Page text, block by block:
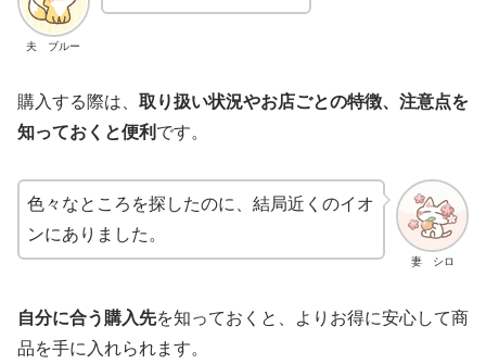
夫 ブルー
購入する際は、 取り扱い状況やお店ごとの特徴、注意点を
知っておくと便利 です。
妻 シロ
色々なところを探したのに、結局近くのイオ
ンにありました。
自分に合う購入先を知っておくと、よりお得に安心して商
品を手に入れられます。